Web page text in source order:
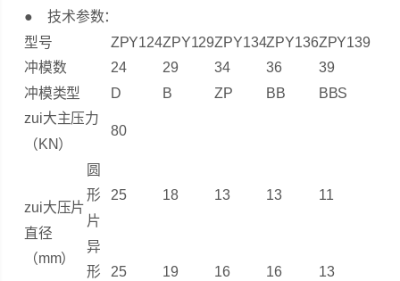
●技术参数：
型号 ZPY124ZPY129ZPY134ZPY136ZPY139
冲模数 24 29 34 36
39
冲模类型
D B ZP BB BBS
zui大主压力
（KN）
80
zui大压片
直径
（mm）
圆
形
片
25 18 13 13 11
异
形
25 19 16 16 13